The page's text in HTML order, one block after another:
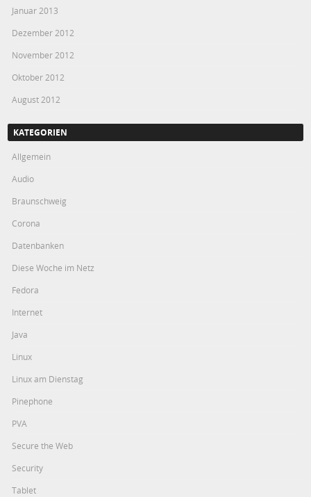
Januar 2013
Dezember 2012
November 2012
Oktober 2012
August 2012
KATEGORIEN
Allgemein
Audio
Braunschweig
Corona
Datenbanken
Diese Woche im Netz
Fedora
Internet
Java
Linux
Linux am Dienstag
Pinephone
PVA
Secure the Web
Security
Tablet